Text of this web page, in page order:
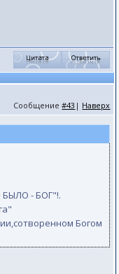
Сообщение#43 | Наверх
БЫЛО - БОГ"!.
Богом